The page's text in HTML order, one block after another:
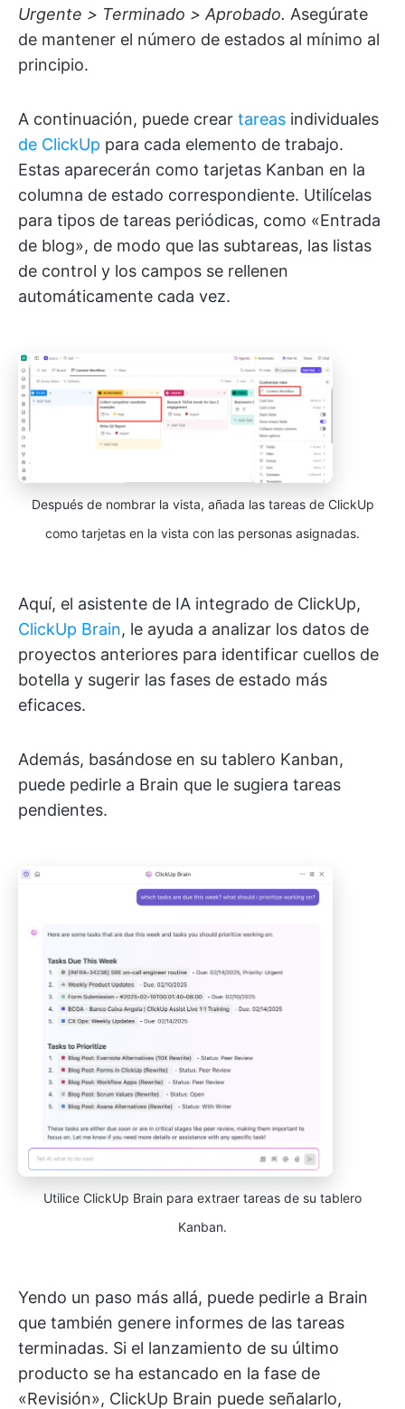
Urgente > Terminado > Aprobado. Asegúrate
de mantener el número de estados al mínimo al
principio.
A continuación, puede crear tareas individuales
de ClickUp para cada elemento de trabajo.
Estas aparecerán como tarjetas Kanban en la
columna de estado correspondiente. Utilícelas
para tipos de tareas periódicas, como «Entrada
de blog», de modo que las subtareas, las listas
de control y los campos se rellenen
automáticamente cada vez.
Después de nombrar la vista, añada las tareas de ClickUp
como tarjetas en la vista con las personas asignadas.
Aquí, el asistente de IA integrado de ClickUp,
ClickUp Brain, le ayuda a analizar los datos de
proyectos anteriores para identificar cuellos de
botella y sugerir las fases de estado más
eficaces.
Además, basándose en su tablero Kanban,
puede pedirle a Brain que le sugiera tareas
pendientes.
Utilice ClickUp Brain para extraer tareas de su tablero
Kanban.
Yendo un paso más allá, puede pedirle a Brain
que también genere informes de las tareas
terminadas. Si el lanzamiento de su último
producto se ha estancado en la fase de
«Revisión», ClickUp Brain puede señalarlo,